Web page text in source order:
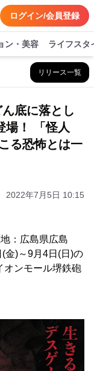
ログイン/会員登録
ン・美容 ライフスタ
リリース一覧
底に落とし
場！ 「怪人
る恐怖とは一
2022年7月5日 10:15
：広島県広島
金)～9月4日(日)の
オンモール堺鉄砲